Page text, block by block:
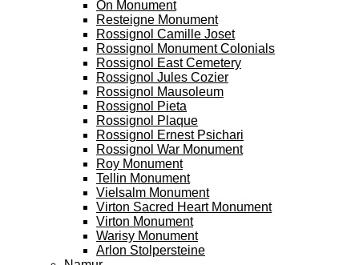
On Monument
Resteigne Monument
Rossignol Camille Joset
Rossignol Monument Colonials
Rossignol East Cemetery
Rossignol Jules Cozier
Rossignol Mausoleum
Rossignol Pieta
Rossignol Plaque
Rossignol Ernest Psichari
Rossignol War Monument
Roy Monument
Tellin Monument
Vielsalm Monument
Virton Sacred Heart Monument
Virton Monument
Warisy Monument
Arlon Stolpersteine